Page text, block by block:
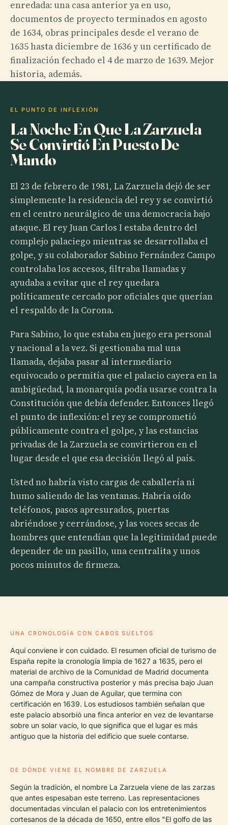
enredada: una casa anterior ya en uso,
documentos de proyecto terminados en agosto
de 1634, obras principales desde el verano de
1635 hasta diciembre de 1636 y un certificado de
finalización fechado el 4 de marzo de 1639. Mejor
historia, además.
EL PUNTO DE INFLEXIÓN
La Noche En Que La Zarzuela
Se Convirtió En Puesto De
Mando
El 23 de febrero de 1981, La Zarzuela dejó de ser
simplemente la residencia del rey y se convirtió
en el centro neurálgico de una democracia bajo
ataque. El rey Juan Carlos I estaba dentro del
complejo palaciego mientras se desarrollaba el
golpe, y su colaborador Sabino Fernández Campo
controlaba los accesos, filtraba llamadas y
ayudaba a evitar que el rey quedara
políticamente cercado por oficiales que querían
el respaldo de la Corona.
Para Sabino, lo que estaba en juego era personal
y nacional a la vez. Si gestionaba mal una
llamada, dejaba pasar al intermediario
equivocado o permitía que el palacio cayera en la
ambigüedad, la monarquía podía usarse contra la
Constitución que debía defender. Entonces llegó
el punto de inflexión: el rey se comprometió
públicamente contra el golpe, y las estancias
privadas de la Zarzuela se convirtieron en el
lugar desde el que esa decisión llegó al país.
Usted no habría visto cargas de caballería ni
humo saliendo de las ventanas. Habría oído
teléfonos, pasos apresurados, puertas
abriéndose y cerrándose, y las voces secas de
hombres que entendían que la legitimidad puede
depender de un pasillo, una centralita y unos
pocos minutos de firmeza.
UNA CRONOLOGÍA CON CABOS SUELTOS
Aquí conviene ir con cuidado. El resumen oficial de turismo de
España repite la cronología limpia de 1627 a 1635, pero el
material de archivo de la Comunidad de Madrid documenta
una campaña constructiva posterior y más precisa bajo Juan
Gómez de Mora y Juan de Aguilar, que termina con
certificación en 1639. Los estudiosos también señalan que
este palacio absorbió una finca anterior en vez de levantarse
sobre un solar vacío, lo que significa que el lugar es más
antiguo que la historia del edificio que suele contarse.
DE DÓNDE VIENE EL NOMBRE DE ZARZUELA
Según la tradición, el nombre La Zarzuela viene de las zarzas
que antes espesaban este terreno. Las representaciones
documentadas vinculan el palacio con los entretenimientos
cortesanos de la década de 1650, entre ellos "El golfo de las